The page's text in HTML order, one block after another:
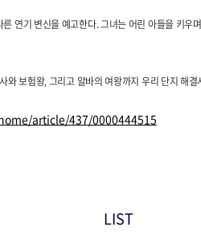
연기 변신을 예고한다. 그녀는 어린 아들을 키
보험왕, 그리고 알바의 여왕까지 우리 단지
article/437/0000444515
LIST